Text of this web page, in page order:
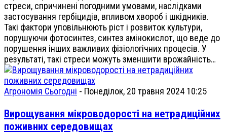
стреси, спричинені погодними умовами, наслідками
застосування гербіцидів, впливом хвороб і шкідників.
Такі фактори уповільнюють ріст і розвиток культури,
порушуючи фотосинтез, синтез амінокислот, що веде до
порушення інших важливих фізіологічних процесів. У
результаті, такі стреси можуть зменшити врожайність…
Агрономія Сьогодні - Понеділок, 20 травня 2024 10:25
Вирощування мікроводорості на нетрадиційних
поживних середовищах